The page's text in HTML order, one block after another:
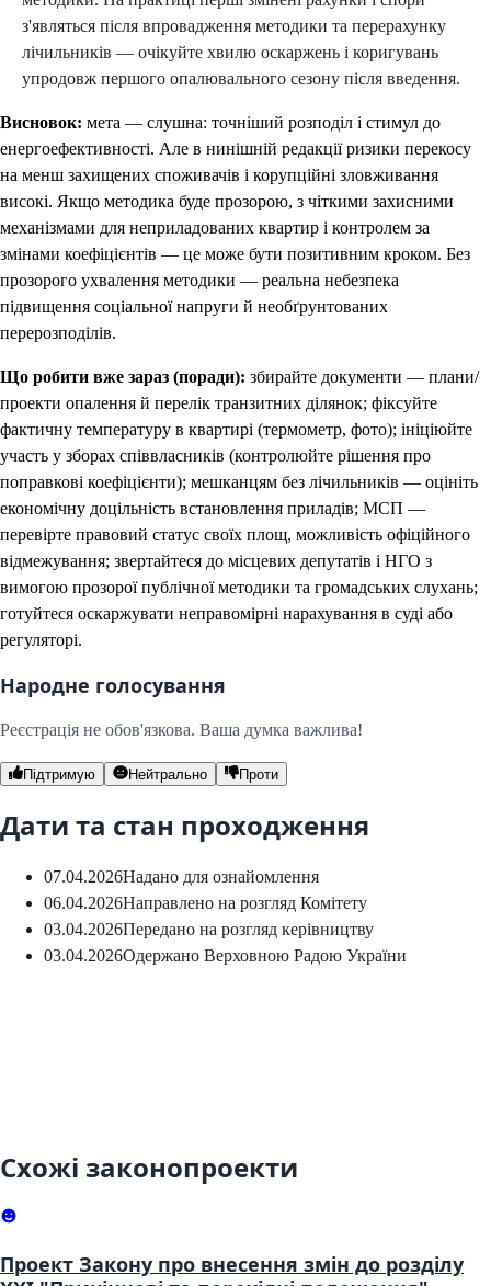
з'являться після впровадження методики та перерахунку
лічильників — очікуйте хвилю оскаржень і коригувань
упродовж першого опалювального сезону після введення.
Висновок: мета — слушна: точніший розподіл і стимул до
енергоефективності. Але в нинішній редакції ризики перекосу
на менш захищених споживачів і корупційні зловживання
високі. Якщо методика буде прозорою, з чіткими захисними
механізмами для неприладованих квартир і контролем за
змінами коефіцієнтів — це може бути позитивним кроком. Без
прозорого ухвалення методики — реальна небезпека
підвищення соціальної напруги й необґрунтованих
перерозподілів.
Що робити вже зараз (поради): збирайте документи — плани/
проекти опалення й перелік транзитних ділянок; фіксуйте
фактичну температуру в квартирі (термометр, фото); ініціюйте
участь у зборах співвласників (контролюйте рішення про
поправкові коефіцієнти); мешканцям без лічильників — оцініть
економічну доцільність встановлення приладів; МСП —
перевірте правовий статус своїх площ, можливість офіційного
відмежування; звертайтеся до місцевих депутатів і НГО з
вимогою прозорої публічної методики та громадських слухань;
готуйтеся оскаржувати неправомірні нарахування в суді або
регуляторі.
Народне голосування
Реєстрація не обов'язкова. Ваша думка важлива!
Підтримую Нейтрально Проти
Дати та стан проходження
07.04.2026Надано для ознайомлення
06.04.2026Направлено на розгляд Комітету
03.04.2026Передано на розгляд керівництву
03.04.2026Одержано Верховною Радою України
Схожі законопроекти
Проект Закону про внесення змін до розділу